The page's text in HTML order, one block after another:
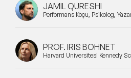
JAMIL QURESHI
Performans Koçu, Psikolog,
PROF. IRIS BOHNET
Harvard Üniversitesi Kennedy